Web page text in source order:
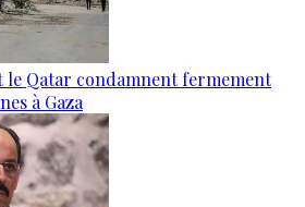
le Qatar condamnent fermement
à Gaza